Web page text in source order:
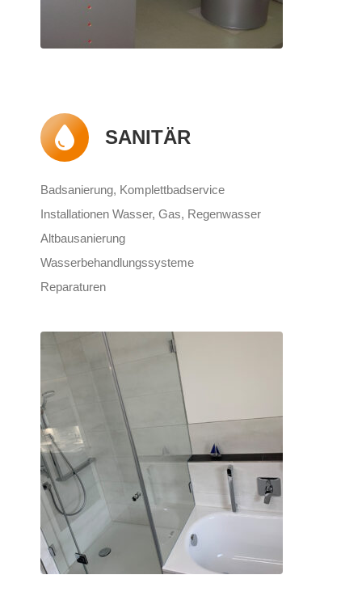
SANITÄR
Badsanierung, Komplettbadservice
Installationen Wasser, Gas, Regenwasser
Altbausanierung
Wasserbehandlungssysteme
Reparaturen